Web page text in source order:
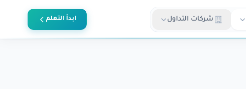
شركات التداول ابدأ التعلم